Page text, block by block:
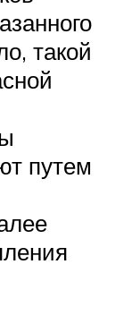
такой
путем